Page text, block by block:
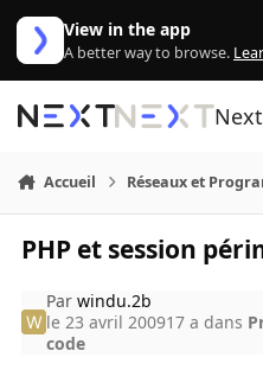
Aller au contenu
View in the app
A better way to browse.
Next
Accueil Réseaux et
PHP et session
Parwindu.2b
le 23 avril 200917 a dans
code